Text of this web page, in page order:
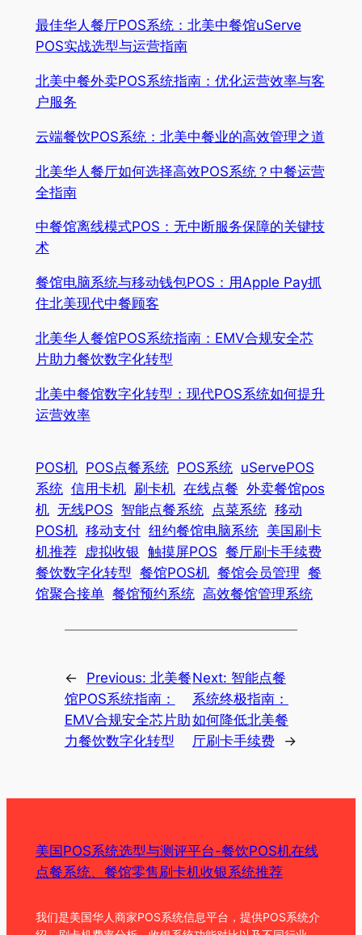
最佳华人餐厅POS系统：北美中餐馆uServe
POS实战选型与运营指南
北美中餐外卖POS系统指南：优化运营效率与客
户服务
云端餐饮POS系统：北美中餐业的高效管理之道
北美华人餐厅如何选择高效POS系统？中餐运营
全指南
中餐馆离线模式POS：无中断服务保障的关键技
术
餐馆电脑系统与移动钱包POS：用Apple Pay抓
住北美现代中餐顾客
北美华人餐馆POS系统指南：EMV合规安全芯
片助力餐饮数字化转型
北美中餐馆数字化转型：现代POS系统如何提升
运营效率
POS机 POS点餐系统 POS系统 uServePOS
系统 信用卡机 刷卡机 在线点餐 外卖餐馆pos
机 无线POS 智能点餐系统 点菜系统 移动
POS机 移动支付 纽约餐馆电脑系统 美国刷卡
机推荐
虚拟收银 触摸屏POS 餐厅刷卡手续费
餐饮数字化转型 餐馆POS机 餐馆会员管理 餐
馆聚合接单 餐馆预约系统 高效餐馆管理系统
← Previous: 北美餐
馆POS系统指南：
EMV合规安全芯片助
力餐饮数字化转型
Next: 智能点餐
系统终极指南：
如何降低北美餐
厅刷卡手续费
→
美国POS系统选型与测评平台-餐饮POS机在线
点餐系统、餐馆零售刷卡机收银系统推荐
我们是美国华人商家POS系统信息平台，提供POS系统介